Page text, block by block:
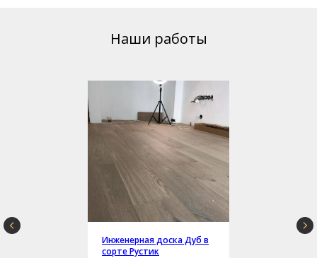
Наши работы
Инженерная доска Дуб в
сорте Рустик